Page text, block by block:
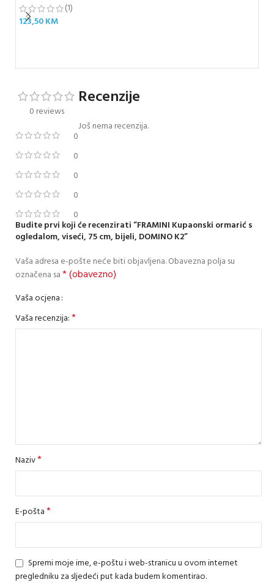
(1)
123,50KM
0 reviews
0
0
0
0
0
Recenzije
Još nema recenzija.
Budite prvi koji će recenzirati “FRAMINI Kupaonski ormarić s
ogledalom, viseći, 75 cm, bijeli, DOMINO K2”
Vaša adresa e-pošte neće biti objavljena.Obavezna polja su
označena sa* (obavezno)
Vaša ocjena
Vaša recenzija:*
Naziv*
E-pošta*
Spremi moje ime, e-poštu i web-stranicu u ovom internet
pregledniku za sljedeći put kada budem komentirao.